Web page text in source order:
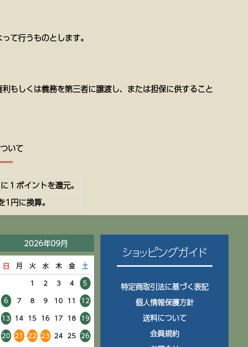
て行うものとします。
もしくは義務を第三者に譲渡し、または担保に供すること
いて
１ポイントを還元。
1円に換算。
2026年09月
日 月 火 水 木 金
土
1
2 3 4
5
6
7 8 9 10 11
12
13 14 15 16 17 18 19
20 21 22 23 24 25 26
ショッピングガイド
特定商取引法に基づく表記
個人情報保護方針
送料について
会員規約